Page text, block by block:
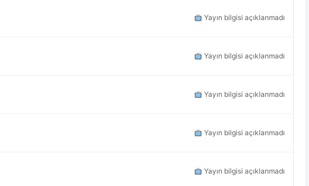
Yayın bilgisi açıklanmadı
Yayın bilgisi açıklanmadı
Yayın bilgisi açıklanmadı
Yayın bilgisi açıklanmadı
Yayın bilgisi açıklanmadı